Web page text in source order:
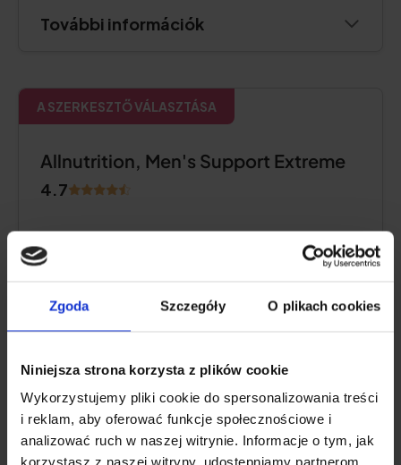
Zgoda Szczegóły O plikach cookies
Niniejsza strona korzysta z plików cookie
Wykorzystujemy pliki cookie do spersonalizowania treści
i reklam, aby oferować funkcje społecznościowe i
analizować ruch w naszej witrynie. Informacje o tym, jak
korzystasz z naszej witryny, udostępniamy partnerom
További információk
A SZERKESZTŐ VÁLASZTÁSA
Allnutrition, Men's Support Extreme
4.7
Hatóanyagok:aszparaginsav, muskátli, maca,